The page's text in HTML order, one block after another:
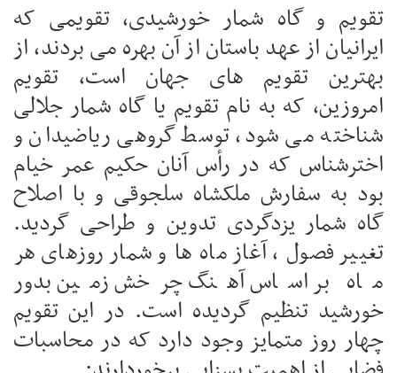
تقویم و گاه شمار خورشیدی، تقویمی که
ایرانیان از عهد باستان از آن بهره می بردند، از
بهترین تقویم های جهان است، تقویم
امروزین، که به نام تقویم یا گاه شمار جلالی
شناخته می شود، توسط گروهی ریاضیدان و
اخترشناس که در رأس آنان حکیم عمر خیام
بود به سفارش ملکشاه سلجوقی و با اصلاح
گاه شمار یزدگردی تدوین و طراحی گردید.
تغییر فصول ، آغاز ماه ها و شمار روزهای هر
ماه بر اساس آهنگ چرخش زمین بدور
خورشید تنظیم گردیده است. در این تقویم
چهار روز متمایز وجود دارد که در محاسبات